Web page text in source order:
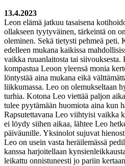
13.4.2023
Leon elämä jatkuu tasaisena
ollakseen tyytyväinen, tärkeintä on
oleminen. Sekä tietysti pehmeä
edelleen mukana kaikissa
vaikka ruuanlaitosta tai
kompastua Leoon yleensä monia
löntystää aina mukana eikä
liikkumassa. Leo on olemukseltaan
turhia. Kotona Leo viettää paljon
tulee pyytämään huomiota aina kun
Rapsutettavana Leo viihtyisi vaikka
ei löydy siihen aikaa, lähtee Leo
päiväunille. Yksinolot sujuvat
Leo on usein vasta heräilemässä
kanssa harjoitellaan
leikattu onnistuneesti jo pariin